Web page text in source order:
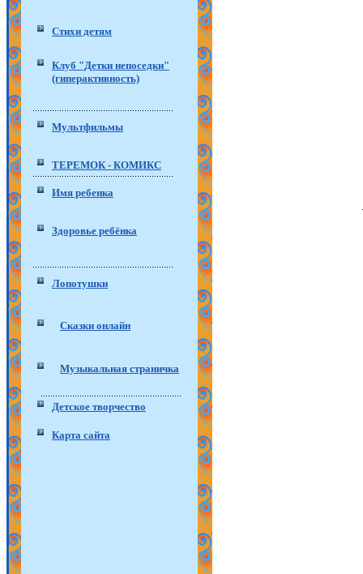
Стихи детям
Клуб "Детки непоседки"
(гиперактивность)
Мультфильмы
ТЕРЕМОК - КОМИКС
Имя ребенка
Здоровье ребёнка
Лопотушки
Сказки онлайн
Музыкальная страничка
Детское творчество
Карта сайта